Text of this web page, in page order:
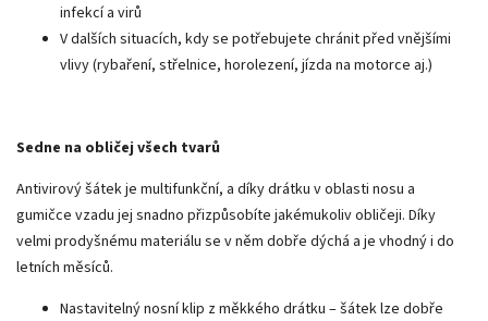
infekcí a virů
V dalších situacích, kdy se potřebujete chránit před vnějšími
vlivy (rybaření, střelnice, horolezení, jízda na motorce aj.)
Sedne na obličej všech tvarů
Antivirový šátek je multifunkční, a díky drátku v oblasti nosu a
gumičce vzadu jej snadno přizpůsobíte jakémukoliv obličeji. Díky
velmi prodyšnému materiálu se v něm dobře dýchá a je vhodný i do
letních měsíců.
Nastavitelný nosní klip z měkkého drátku – šátek lze dobře